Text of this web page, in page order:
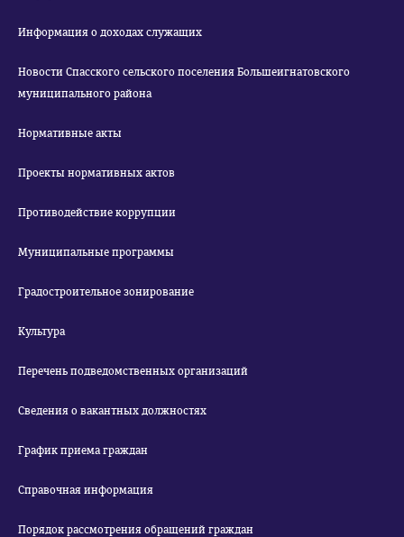
Информация о доходах служащих
Новости Спасского сельского поселения Большеигнатовского
муниципального района
Нормативные акты
Проекты нормативных актов
Противодействие коррупции
Муниципальные программы
Градостроительное зонирование
Культура
Перечень подведомственных организаций
Сведения о вакантных должностях
График приема граждан
Справочная информация
Порядок рассмотрения обращений граждан